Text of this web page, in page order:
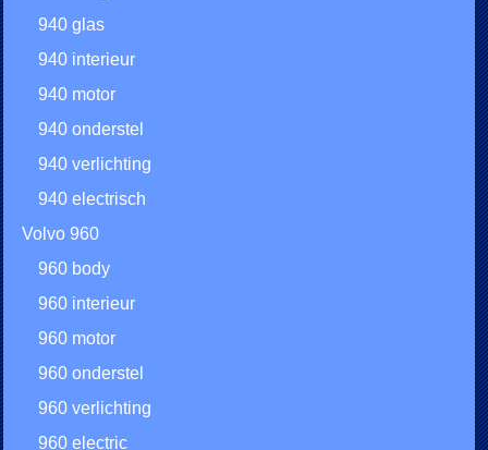
940 glas
940 interieur
940 motor
940 onderstel
940 verlichting
940 electrisch
Volvo 960
960 body
960 interieur
960 motor
960 onderstel
960 verlichting
960 electric